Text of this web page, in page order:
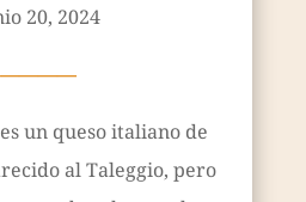
20, 2024
————
un queso italiano de
al Taleggio, pero